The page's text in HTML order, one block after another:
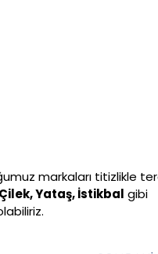
markaları titizlikle
Çilek, Yataş, İstikbal gibi